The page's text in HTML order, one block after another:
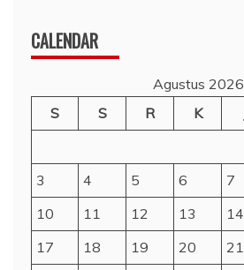
CALENDAR
Agustus 2026
S
S R K
3
4 5 6 7
10
11 12 13 14
17
18 19 20 21